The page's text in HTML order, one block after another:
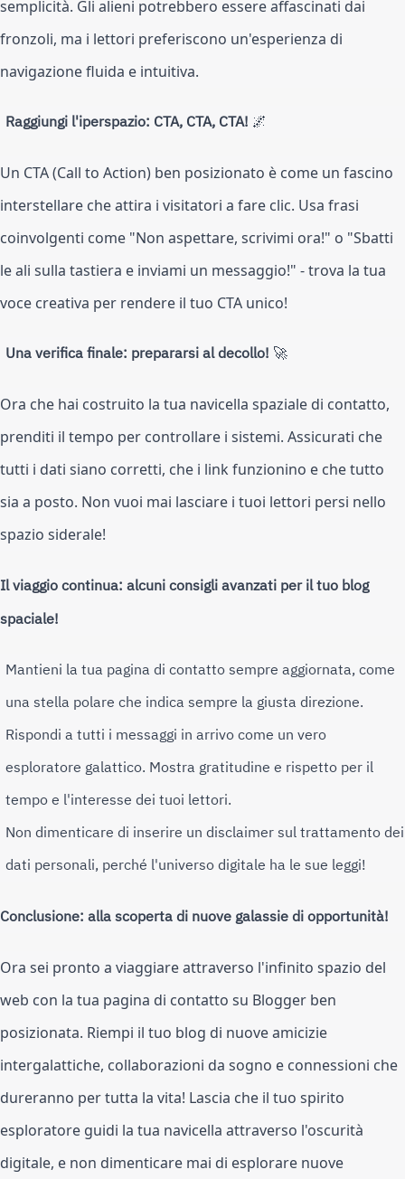
semplicità. Gli alieni potrebbero essere affascinati dai
fronzoli, ma i lettori preferiscono un'esperienza di
navigazione fluida e intuitiva.
Raggiungi l'iperspazio: CTA, CTA, CTA! 🌌
Un CTA (Call to Action) ben posizionato è come un fascino
interstellare che attira i visitatori a fare clic. Usa frasi
coinvolgenti come "Non aspettare, scrivimi ora!" o "Sbatti
le ali sulla tastiera e inviami un messaggio!" - trova la tua
voce creativa per rendere il tuo CTA unico!
Una verifica finale: prepararsi al decollo! 🚀
Ora che hai costruito la tua navicella spaziale di contatto,
prenditi il tempo per controllare i sistemi. Assicurati che
tutti i dati siano corretti, che i link funzionino e che tutto
sia a posto. Non vuoi mai lasciare i tuoi lettori persi nello
spazio siderale!
Il viaggio continua: alcuni consigli avanzati per il tuo blog
spaciale!
Mantieni la tua pagina di contatto sempre aggiornata, come
una stella polare che indica sempre la giusta direzione.
Rispondi a tutti i messaggi in arrivo come un vero
esploratore galattico. Mostra gratitudine e rispetto per il
tempo e l'interesse dei tuoi lettori.
Non dimenticare di inserire un disclaimer sul trattamento dei
dati personali, perché l'universo digitale ha le sue leggi!
Conclusione: alla scoperta di nuove galassie di opportunità!
Ora sei pronto a viaggiare attraverso l'infinito spazio del
web con la tua pagina di contatto su Blogger ben
posizionata. Riempi il tuo blog di nuove amicizie
intergalattiche, collaborazioni da sogno e connessioni che
dureranno per tutta la vita! Lascia che il tuo spirito
esploratore guidi la tua navicella attraverso l'oscurità
digitale, e non dimenticare mai di esplorare nuove